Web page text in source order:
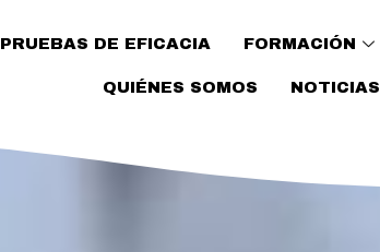
PRUEBAS DE EFICACIA FORMACIÓN
QUIÉNES SOMOS NOTICIAS